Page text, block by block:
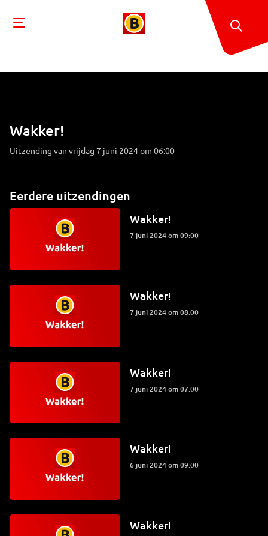
Wakker!
Uitzending van vrijdag 7 juni 2024 om 06:00
Eerdere uitzendingen
Wakker!
7 juni 2024 om 09:00
Wakker!
7 juni 2024 om 08:00
Wakker!
7 juni 2024 om 07:00
Wakker!
6 juni 2024 om 09:00
Wakker!